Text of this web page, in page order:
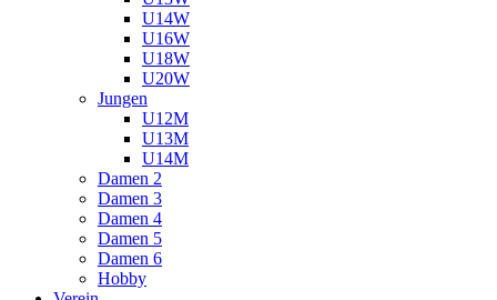
U14W
U16W
U18W
U20W
Jungen
U12M
U13M
U14M
Damen 2
Damen 3
Damen 4
Damen 5
Damen 6
Hobby